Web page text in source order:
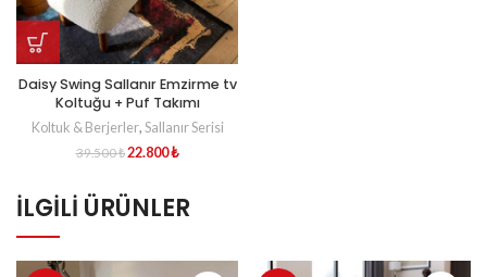
Daisy Swing Sallanır Emzirme tv
Koltuğu + Puf Takımı
Koltuk & Berjerler, Sallanır Serisi
39.500₺22.800₺
İLGILI ÜRÜNLER